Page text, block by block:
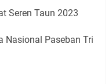
Seren Taun 2023
Nasional Paseban Tri